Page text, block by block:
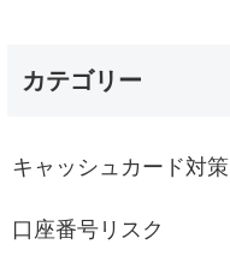
カテゴリー
キャッシュカード対策
口座番号リスク